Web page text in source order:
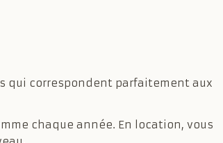
qui correspondent parfaitement aux
chaque année. En location, vous